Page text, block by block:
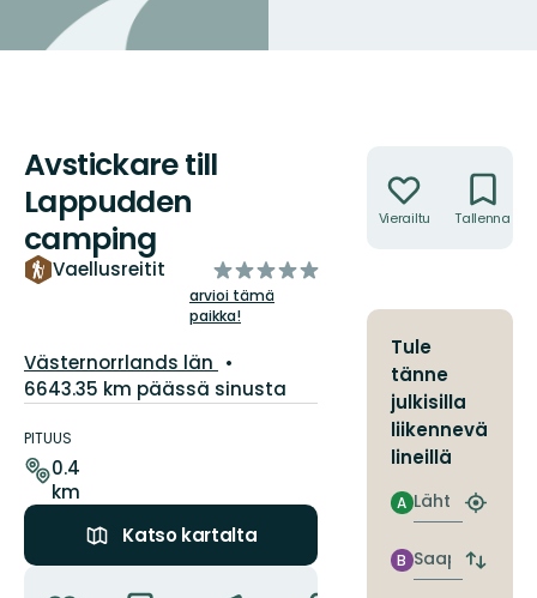
Avstickare till
Lappudden
camping
Vaellusreitit
/5
tähteä
arvioi tämä
paikka!
Kunta:
Västernorrlands län
6643.35 km päässä sinusta
yksityiskohdat
PITUUS
0.4
km
Katso kartalta
Vierailtu Tallenna
Tule
tänne
julkisilla
liikennevä
lineillä
Lähtö
A
Etsi
pysäkki
Saapuminen
B
Vaihda